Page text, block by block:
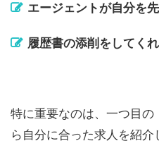
エージェントが自分を
履歴書の添削をしてく
特に重要なのは、一つ目
ら自分に合った求人を紹